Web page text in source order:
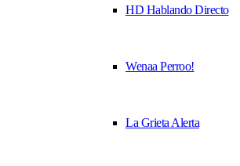
HD Hablando Directo
Wenaa Perroo!
La Grieta Alerta